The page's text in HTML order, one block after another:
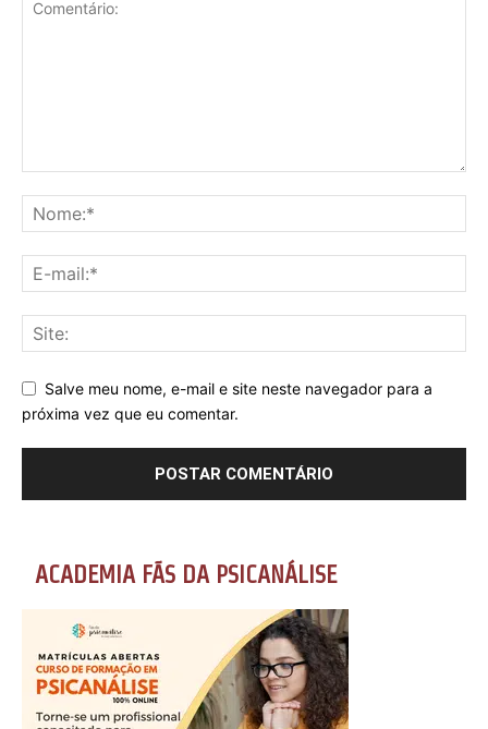
Salve meu nome, e-mail e site neste navegador para a
próxima vez que eu comentar.
ACADEMIA FÃS DA PSICANÁLISE